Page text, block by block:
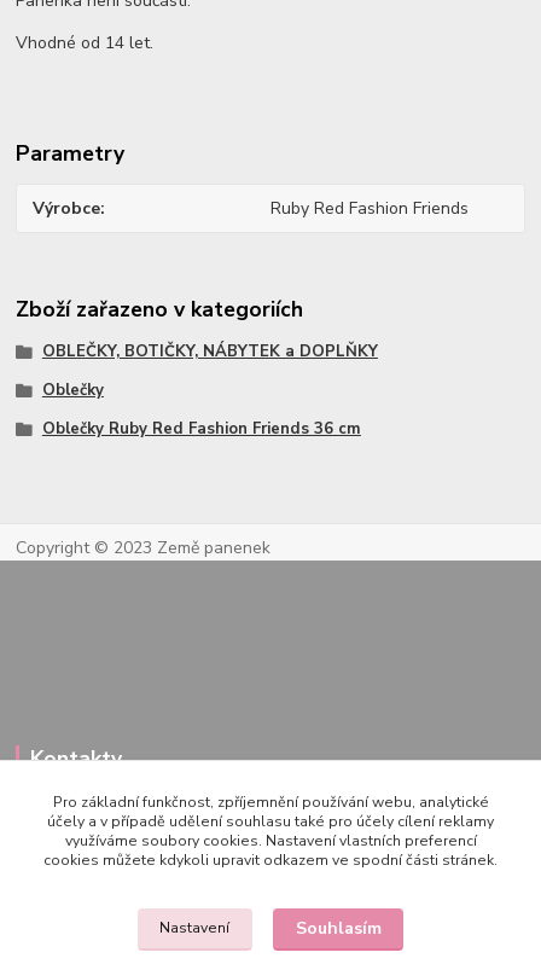
Vhodné od 14 let.
Parametry
Výrobce Ruby Red Fashion Friends
Zboží zařazeno v kategoriích
OBLEČKY, BOTIČKY, NÁBYTEK a DOPLŇKY
Oblečky
Oblečky Ruby Red Fashion Friends 36 cm
Copyright © 2023 Země panenek
Kontakty
722 000 724
zemepanenek@gmail.com
Pro základní funkčnost, zpříjemnění používání webu, analytické
účely a v případě udělení souhlasu také pro účely cílení reklamy
využíváme soubory cookies. Nastavení vlastních preferencí
cookies můžete kdykoli upravit odkazem ve spodní části stránek.
Nastavení Souhlasím